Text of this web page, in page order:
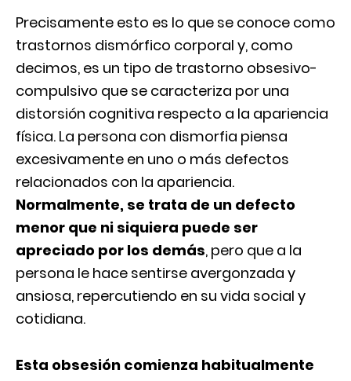
Precisamente esto es lo que se conoce como
trastornos dismórfico corporal y, como
decimos, es un tipo de trastorno obsesivo-
compulsivo que se caracteriza por una
distorsión cognitiva respecto a la apariencia
física. La persona con dismorfia piensa
excesivamente en uno o más defectos
relacionados con la apariencia.
Normalmente, se trata de un defecto
menor que ni siquiera puede ser
apreciado por los demás, pero que a la
persona le hace sentirse avergonzada y
ansiosa, repercutiendo en su vida social y
cotidiana.
Esta obsesión comienza habitualmente